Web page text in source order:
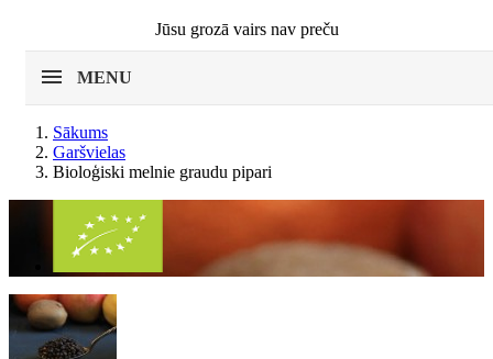
Jūsu grozā vairs nav preču
MENU
Sākums
Garšvielas
Bioloģiski melnie graudu pipari